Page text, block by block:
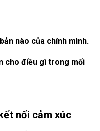
nào của chính mình.
cho điều gì trong mối
nối cảm xúc